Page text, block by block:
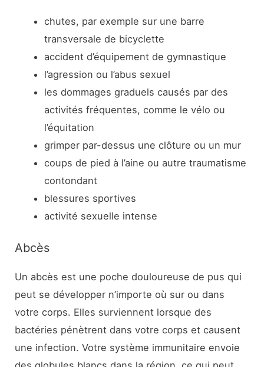
chutes, par exemple sur une barre
transversale de bicyclette
accident d’équipement de gymnastique
l’agression ou l’abus sexuel
les dommages graduels causés par des
activités fréquentes, comme le vélo ou
l’équitation
grimper par-dessus une clôture ou un mur
coups de pied à l’aine ou autre traumatisme
contondant
blessures sportives
activité sexuelle intense
Abcès
Un abcès est une poche douloureuse de pus qui
peut se développer n’importe où sur ou dans
votre corps. Elles surviennent lorsque des
bactéries pénètrent dans votre corps et causent
une infection. Votre système immunitaire envoie